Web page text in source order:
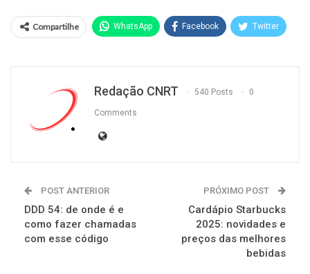
Compartilhe WhatsApp Facebook Twitter
Redação CNRT 540 Posts 0
Comments
POST ANTERIOR
DDD 54: de onde é e
como fazer chamadas
com esse código
PRÓXIMO POST
Cardápio Starbucks
2025: novidades e
preços das melhores
bebidas